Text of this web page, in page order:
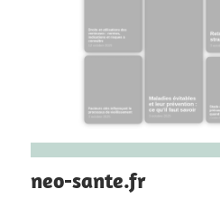
neo-sante.fr